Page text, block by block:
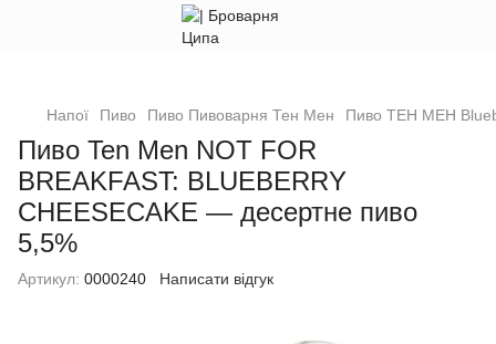
Напої Пиво Пиво Пивоварня Тен Мен Пиво ТЕН МЕН
Пиво Ten Men NOT FOR
BREAKFAST: BLUEBERRY
CHEESECAKE — десертне пиво
5,5%
Артикул: 0000240 Написати відгук